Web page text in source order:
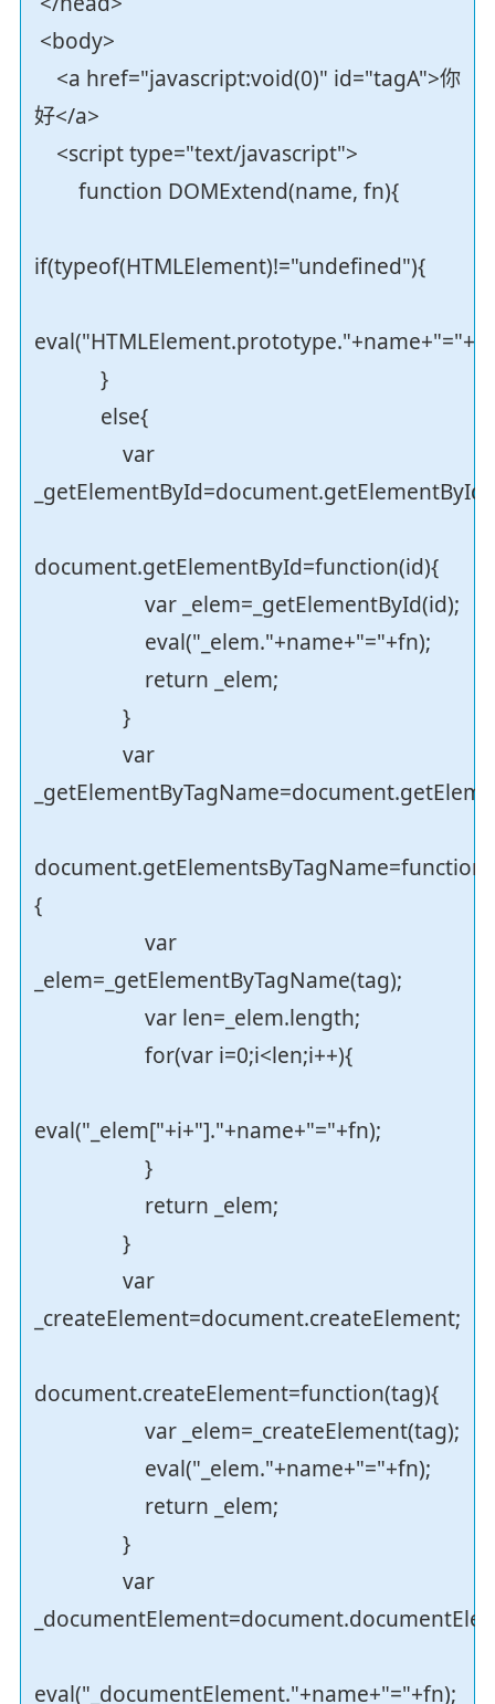
<body>
<a href="javascript:void(0)" id="tagA">你
好</a>
<script type="text/javascript">
function DOMExtend(name, fn){
if(typeof(HTMLElement)!="undefined"){
}
else{
var
_getElementById=document.getElementById;
document.getElementById=function(id){
var _elem=_getElementById(id);
eval("_elem."+name+"="+fn);
return _elem;
}
var
{
var
_elem=_getElementByTagName(tag);
var len=_elem.length;
for(var i=0;i<len;i++){
eval("_elem["+i+"]."+name+"="+fn);
}
return _elem;
}
var
_createElement=document.createElement;
document.createElement=function(tag){
var _elem=_createElement(tag);
eval("_elem."+name+"="+fn);
return _elem;
}
var
eval("_documentElement."+name+"="+fn);